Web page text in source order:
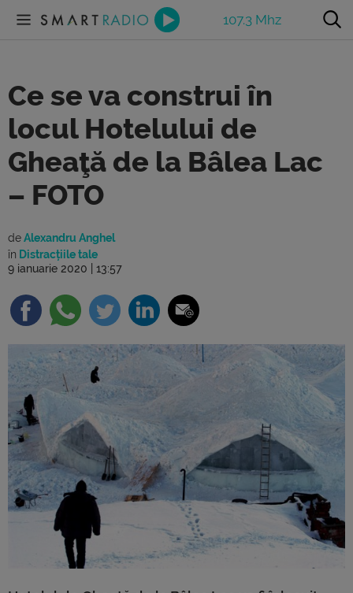
107.3 Mhz
Ce se va construi în
locul Hotelului de
Gheaţă de la Bâlea Lac
– FOTO
deAlexandru Anghel
în Distracțiile tale
9 ianuarie 2020 | 13:57